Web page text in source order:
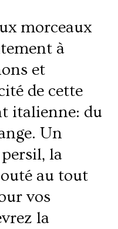
morceaux
à
et
de cette
italienne: du
Un
la
au tout
vos
la